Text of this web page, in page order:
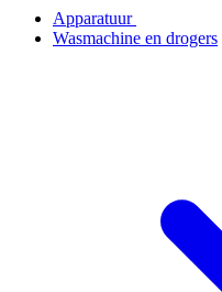
Apparatuur
Wasmachine en drogers